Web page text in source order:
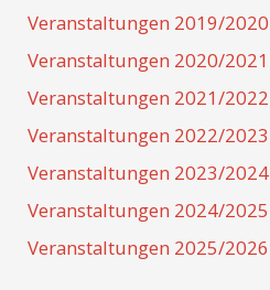
Veranstaltungen 2019/2020
Veranstaltungen 2020/2021
Veranstaltungen 2021/2022
Veranstaltungen 2022/2023
Veranstaltungen 2023/2024
Veranstaltungen 2024/2025
Veranstaltungen 2025/2026